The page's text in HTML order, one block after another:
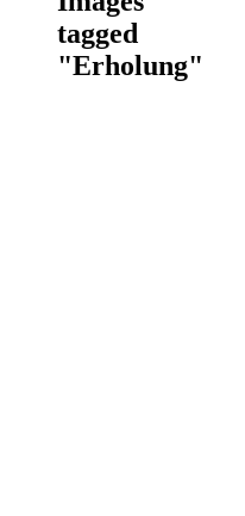
tagged
"Erholung"